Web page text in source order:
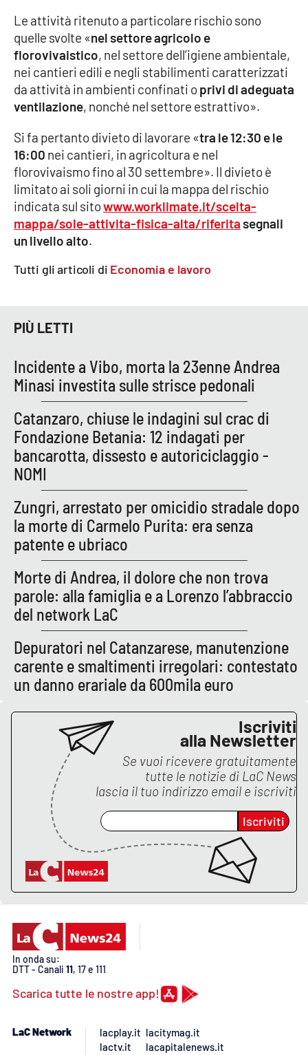
Sport
RUBRICHE
Good Morning Vietnam
Parchi Marini Calabria
Leggendo Alvaro insieme
Imprese Di Calabria
Le perfidie di Antonella Grippo
STREAMING
LaC TV
LaC Network
LaC OnAir
EDIZIONI
LOCALI
Catanzaro
Crotone
Vibo Valentia
Reggio Calabria
Cosenza
PROGETTI
SPECIALI
Buona Sanità Calabria
CALABRIAVISIONE
Destinazioni
Eventi
Food
Storie
NETWORK
Tutti gli articoli di Economia e lavoro
Le attività ritenuto a particolare rischio sono
quelle svolte «nel settore agricolo e
florovivaistico, nel settore dell’igiene ambientale,
nei cantieri edili e negli stabilimenti caratterizzati
da attività in ambienti confinati oprivi di adeguata
ventilazione, nonché nel settore estrattivo».
Si fa pertanto divieto di lavorare «tra le 12:30 e le
16:00 nei cantieri, in agricoltura e nel
florovivaismo fino al 30 settembre». Il divieto è
limitato ai soli giorni in cui la mappa del rischio
indicata sul sitowww.worklimate.it/scelta-
mappa/sole-attivita-fisica-alta/riferitasegnali
un livello alto.
PIÙ LETTI
Incidente a Vibo, morta la 23enne Andrea
Minasi investita sulle strisce pedonali
Catanzaro, chiuse le indagini sul crac di
Fondazione Betania: 12 indagati per
bancarotta, dissesto e autoriciclaggio -
NOMI
Zungri, arrestato per omicidio stradale dopo
la morte di Carmelo Purita: era senza
patente e ubriaco
Morte di Andrea, il dolore che non trova
parole: alla famiglia e a Lorenzo l’abbraccio
del network LaC
Depuratori nel Catanzarese, manutenzione
carente e smaltimenti irregolari: contestato
un danno erariale da 600mila euro
Iscriviti
alla Newsletter
Se vuoi ricevere gratuitamente
tutte le notizie di LaC News
lascia il tuo indirizzo email e iscriviti
Iscriviti
In onda su:
DTT - Canali 11, 17 e 111
Scarica tutte le nostre app!
LaC Network
lacplay.it
lactv.it
lacitymag.it
lacapitalenews.it